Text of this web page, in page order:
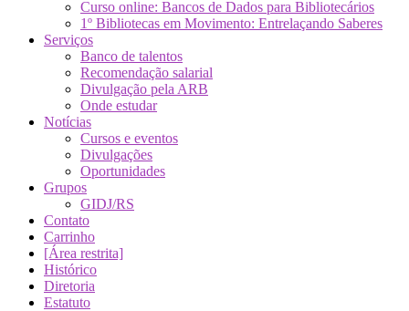
Curso online: Bancos de Dados para Bibliotecários
1º Bibliotecas em Movimento: Entrelaçando Saberes
Serviços
Banco de talentos
Recomendação salarial
Divulgação pela ARB
Onde estudar
Notícias
Cursos e eventos
Divulgações
Oportunidades
Grupos
GIDJ/RS
Contato
Carrinho
[Área restrita]
Histórico
Diretoria
Estatuto